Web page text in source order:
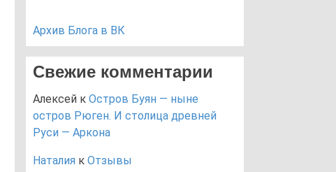
Архив Блога в ВК
Свежие комментарии
Алексей к Остров Буян — ныне
остров Рюген. И столица древней
Руси — Аркона
Наталия к Отзывы